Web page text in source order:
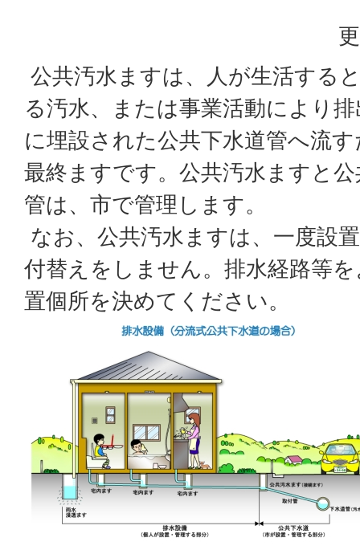
公共汚水ますは、人が生活する
る汚水、または事業活動により
に埋設された公共下水道管へ流
最終ますです。公共汚水ますと
管は、市で管理します。
なお、公共汚水ますは、一度設
付替えをしません。排水経路等
置個所を決めてください。